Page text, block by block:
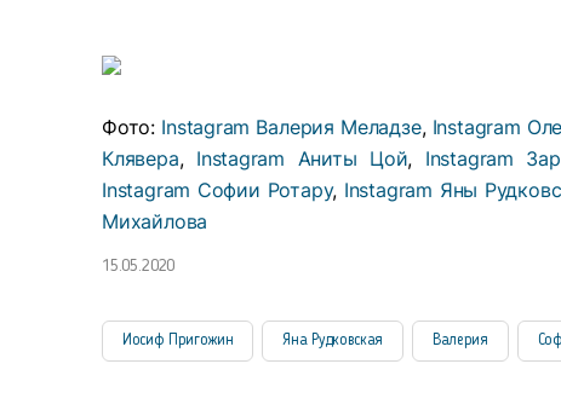
Фото: Instagram Валерия Меладзе, Instagram
Клявера, Instagram Аниты Цой, Instagram
Instagram Софии Ротару, Instagram Яны
Михайлова
15.05.2020
Иосиф Пригожин Яна Рудковская Валерия